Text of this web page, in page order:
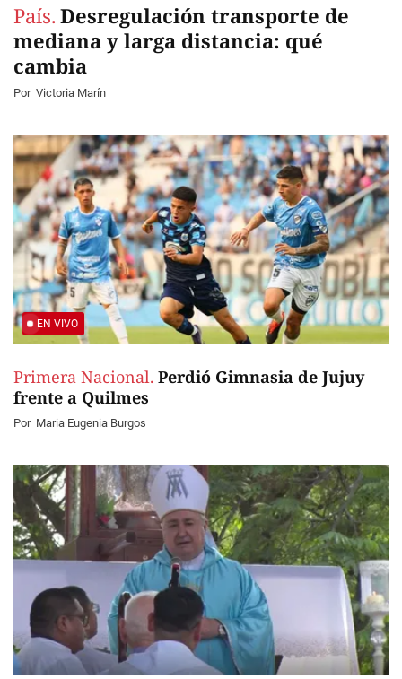
País. Desregulación transporte de
mediana y larga distancia: qué
cambia
Por Victoria Marín
EN VIVO
Primera Nacional. Perdió Gimnasia de Jujuy
frente a Quilmes
Por Maria Eugenia Burgos